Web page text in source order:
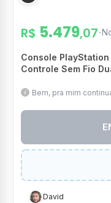
R$ 5.479,07-
Console PlayStation
Controle Sem Fio
Bem, pra mim
David